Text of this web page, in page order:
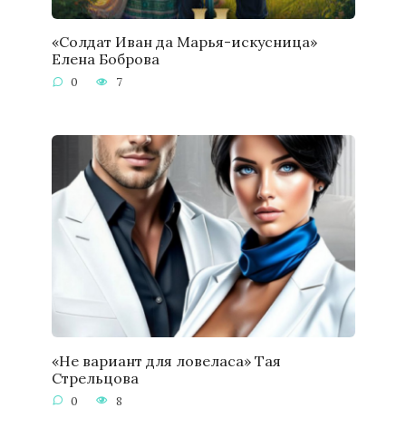
«Солдат Иван да Марья-искусница»
Елена Боброва
0 7
«Не вариант для ловеласа» Тая
Стрельцова
0 8